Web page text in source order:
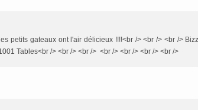
petits gateaux ont l'air délicieux !!!!<br /> <br /> <br />
Tables<br /> <br /> <br /> <br /> <br /> <br /> <br />